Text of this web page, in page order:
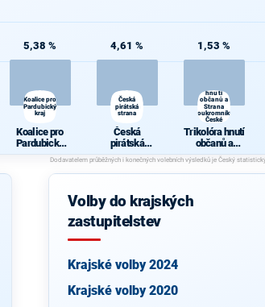
5,38 %
Koalice pro
Pardubický
kraj
Koalice pro
Pardubický
kraj
4,61 %
Česká
pirátská
strana
Česká
pirátská
strana
1,53 %
hnutí
občanů a
Strana
soukromníků
České
republiky
Trikolóra hnutí
občanů a
Strana
soukromníků
České
Volby do krajských
zastupitelstev
Krajské volby 2024
Krajské volby 2020